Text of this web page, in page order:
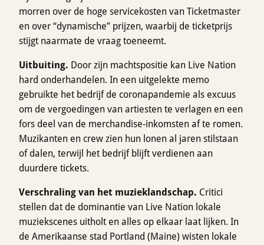
morren over de hoge servicekosten van Ticketmaster
en over “dynamische” prijzen, waarbij de ticketprijs
stijgt naarmate de vraag toeneemt.
Uitbuiting. Door zijn machtspositie kan Live Nation
hard onderhandelen. In een uitgelekte memo
gebruikte het bedrijf de coronapandemie als excuus
om de vergoedingen van artiesten te verlagen en een
fors deel van de merchandise-inkomsten af te romen.
Muzikanten en crew zien hun lonen al jaren stilstaan
of dalen, terwijl het bedrijf blijft verdienen aan
duurdere tickets.
Verschraling van het muzieklandschap. Critici
stellen dat de dominantie van Live Nation lokale
muziekscenes uitholt en alles op elkaar laat lijken. In
de Amerikaanse stad Portland (Maine) wisten lokale